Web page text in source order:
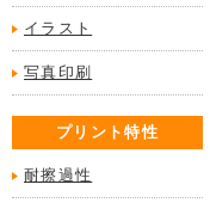
イラスト
写真印刷
プリント特性
耐擦過性